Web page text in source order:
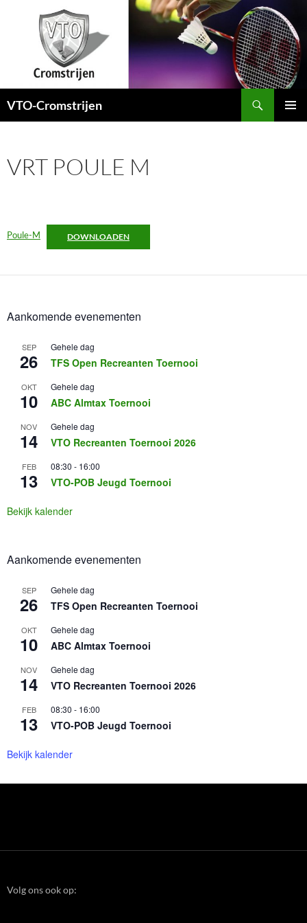
VTO-Cromstrijen
VRT POULE M
Poule-M DOWNLOADEN
Aankomende evenementen
SEP
26
Gehele dag
TFS Open Recreanten Toernooi
OKT
10
Gehele dag
ABC Almtax Toernooi
NOV
14
Gehele dag
VTO Recreanten Toernooi 2026
FEB
13
08:30 - 16:00
VTO-POB Jeugd Toernooi
Bekijk kalender
Aankomende evenementen
SEP
26
Gehele dag
TFS Open Recreanten Toernooi
OKT
10
Gehele dag
ABC Almtax Toernooi
NOV
14
Gehele dag
VTO Recreanten Toernooi 2026
FEB
13
08:30 - 16:00
VTO-POB Jeugd Toernooi
Bekijk kalender
Volg ons ook op: